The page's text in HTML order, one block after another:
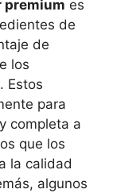
premium es
de
de
los
Estos
para
completa a
que los
la calidad
algunos